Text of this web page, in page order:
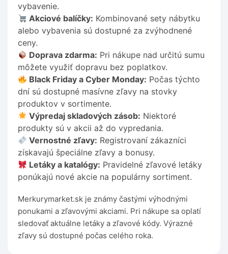
vybavenie.
Akciové balíčky: Kombinované sety nábytku
alebo vybavenia sú dostupné za zvýhodnené
ceny.
Doprava zdarma: Pri nákupe nad určitú sumu
môžete využiť dopravu bez poplatkov.
Black Friday a Cyber Monday: Počas týchto
dní sú dostupné masívne zľavy na stovky
produktov v sortimente.
Výpredaj skladových zásob: Niektoré
produkty sú v akcii až do vypredania.
Vernostné zľavy: Registrovaní zákazníci
získavajú špeciálne zľavy a bonusy.
Letáky a katalógy: Pravidelné zľavové letáky
ponúkajú nové akcie na populárny sortiment.
Merkurymarket.sk je známy častými výhodnými
ponukami a zľavovými akciami. Pri nákupe sa oplatí
sledovať aktuálne letáky a zľavové kódy. Výrazné
zľavy sú dostupné počas celého roka.